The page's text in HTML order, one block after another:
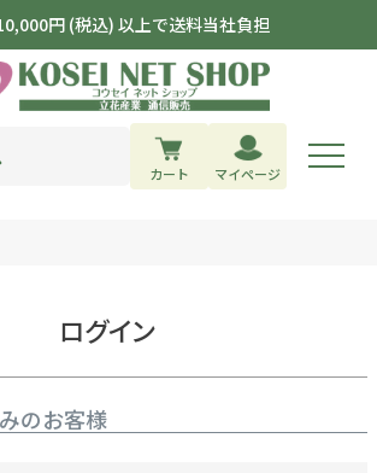
円 (税込) 以上で送料当社負担
カート マイページ
ログイン
のお客様